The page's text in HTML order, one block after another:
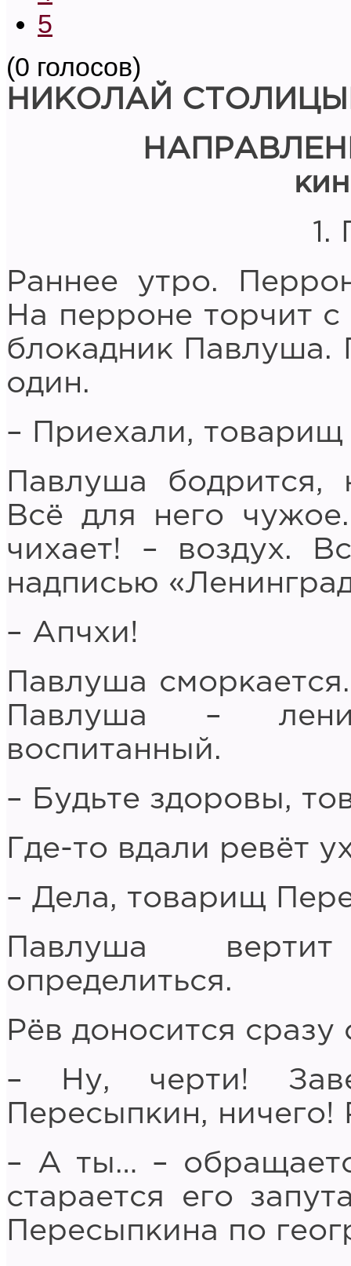
5
(0 голосов)
НИКОЛАЙ
1.
Раннее утро.
На перроне торчит
блокадник
один.
– Приехали,
Павлуша
Всё для него
чихает! – воздух.
надписью
– Апчхи!
Павлуша
Павлуша –
воспитанный.
– Будьте здоровы,
Где-то вдали ревёт
– Дела, товарищ
Павлуша
определиться.
Рёв доносится
– Ну, черти!
Пересыпкин, ничего!
– А ты… –
старается его
Пересыпкина по